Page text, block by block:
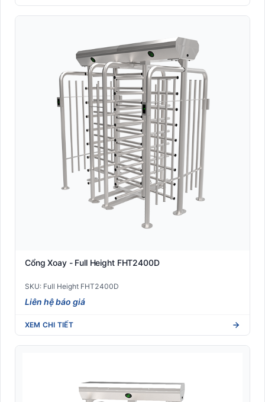
Cổng Xoay - Full Height FHT2400D
SKU: Full Height FHT2400D
Liên hệ báo giá
XEM CHI TIẾT